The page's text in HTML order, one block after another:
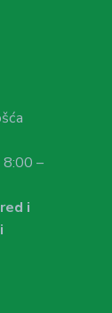
8:00 –
i